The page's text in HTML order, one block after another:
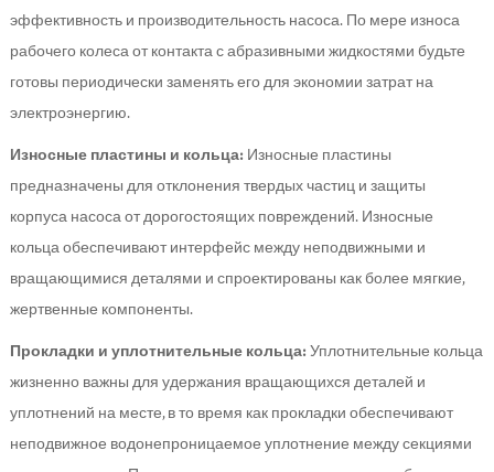
эффективность и производительность насоса. По мере износа
рабочего колеса от контакта с абразивными жидкостями будьте
готовы периодически заменять его для экономии затрат на
электроэнергию.
Износные пластины и кольца: Износные пластины
предназначены для отклонения твердых частиц и защиты
корпуса насоса от дорогостоящих повреждений. Износные
кольца обеспечивают интерфейс между неподвижными и
вращающимися деталями и спроектированы как более мягкие,
жертвенные компоненты.
Прокладки и уплотнительные кольца: Уплотнительные кольца
жизненно важны для удержания вращающихся деталей и
уплотнений на месте, в то время как прокладки обеспечивают
неподвижное водонепроницаемое уплотнение между секциями